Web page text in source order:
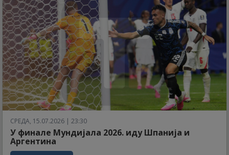
СРЕДА, 15.07.2026 | 23:30
У финале Мундијала 2026. иду Шпанија и
Аргентина